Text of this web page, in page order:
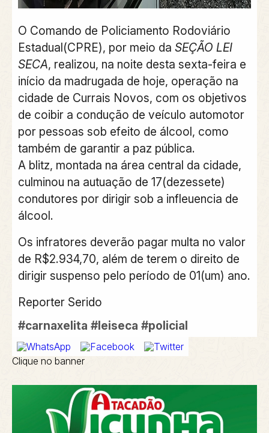
O Comando de Policiamento Rodoviário
Estadual(CPRE), por meio da SEÇÃO LEI
SECA, realizou, na noite desta sexta-feira e
início da madrugada de hoje, operação na
cidade de Currais Novos, com os objetivos
de coibir a condução de veículo automotor
por pessoas sob efeito de álcool, como
também de garantir a paz pública.
A blitz, montada na área central da cidade,
culminou na autuação de 17(dezessete)
condutores por dirigir sob a infleuencia de
álcool.
Os infratores deverão pagar multa no valor
de R$2.934,70, além de terem o direito de
dirigir suspenso pelo período de 01(um) ano.
Reporter Serido
#carnaxelita #leiseca #policial
Clique no banner